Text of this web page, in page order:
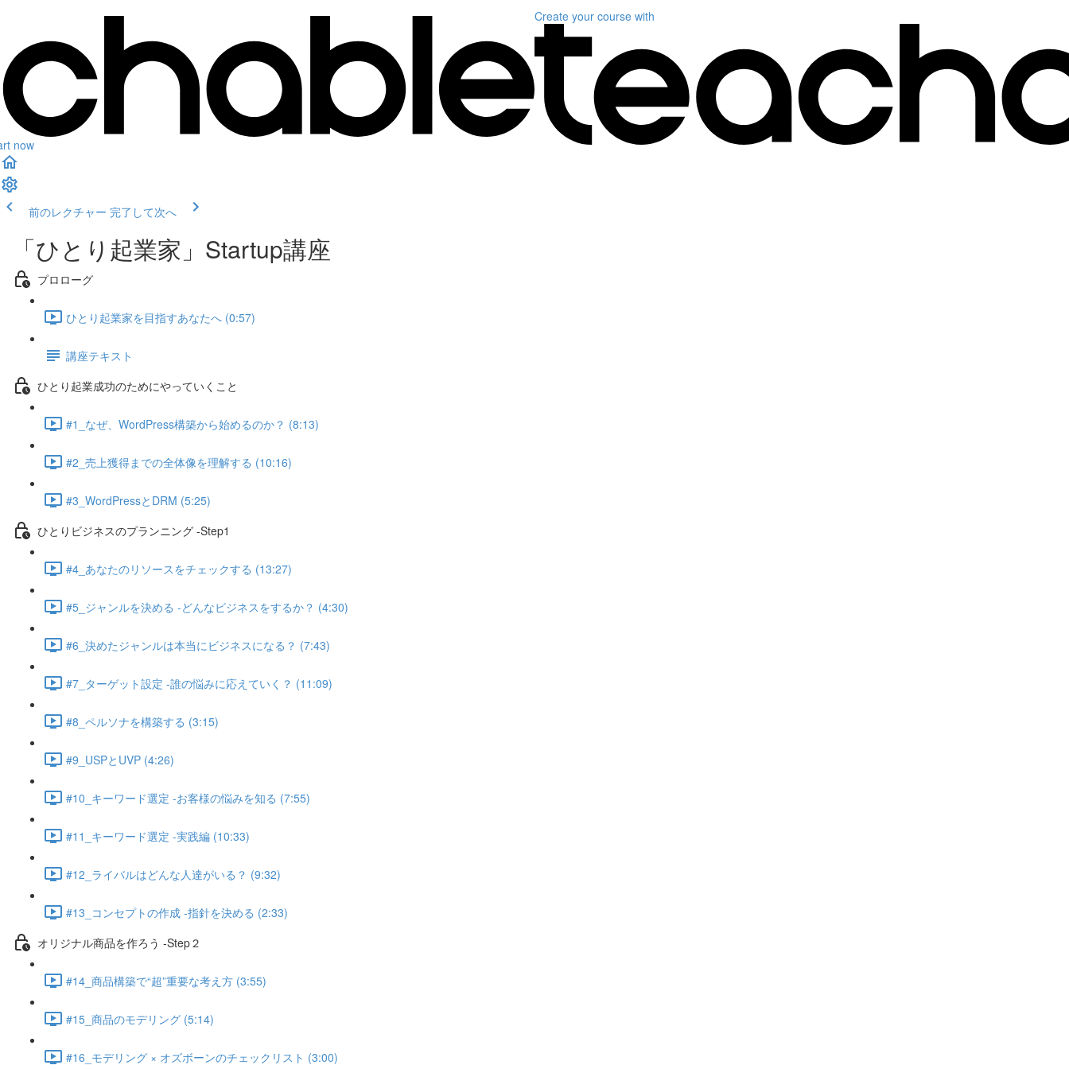
now
Create your course with
前のレクチャー 完了して次へ
「ひとり起業家」Startup講座
プロローグ
ひとり起業家を目指すあなたへ (0:57)
講座テキスト
ひとり起業成功のためにやっていくこと
#1_なぜ、WordPress構築から始めるのか？ (8:13)
#2_売上獲得までの全体像を理解する (10:16)
#3_WordPressとDRM (5:25)
ひとりビジネスのプランニング -Step1
#4_あなたのリソースをチェックする (13:27)
#5_ジャンルを決める -どんなビジネスをするか？ (4:30)
#6_決めたジャンルは本当にビジネスになる？ (7:43)
#7_ターゲット設定 -誰の悩みに応えていく？ (11:09)
#8_ペルソナを構築する (3:15)
#9_USPとUVP (4:26)
#10_キーワード選定 -お客様の悩みを知る (7:55)
#11_キーワード選定 -実践編 (10:33)
#12_ライバルはどんな人達がいる？ (9:32)
#13_コンセプトの作成 -指針を決める (2:33)
オリジナル商品を作ろう -Step２
#14_商品構築で“超”重要な考え方 (3:55)
#15_商品のモデリング (5:14)
#16_モデリング × オズボーンのチェックリスト (3:00)